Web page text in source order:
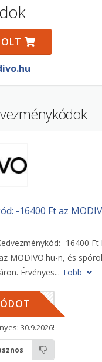
-16400 Ft az
-16400
MODIVO.hu-n, és
Érvényes... Több
00HU
30.9.2026!